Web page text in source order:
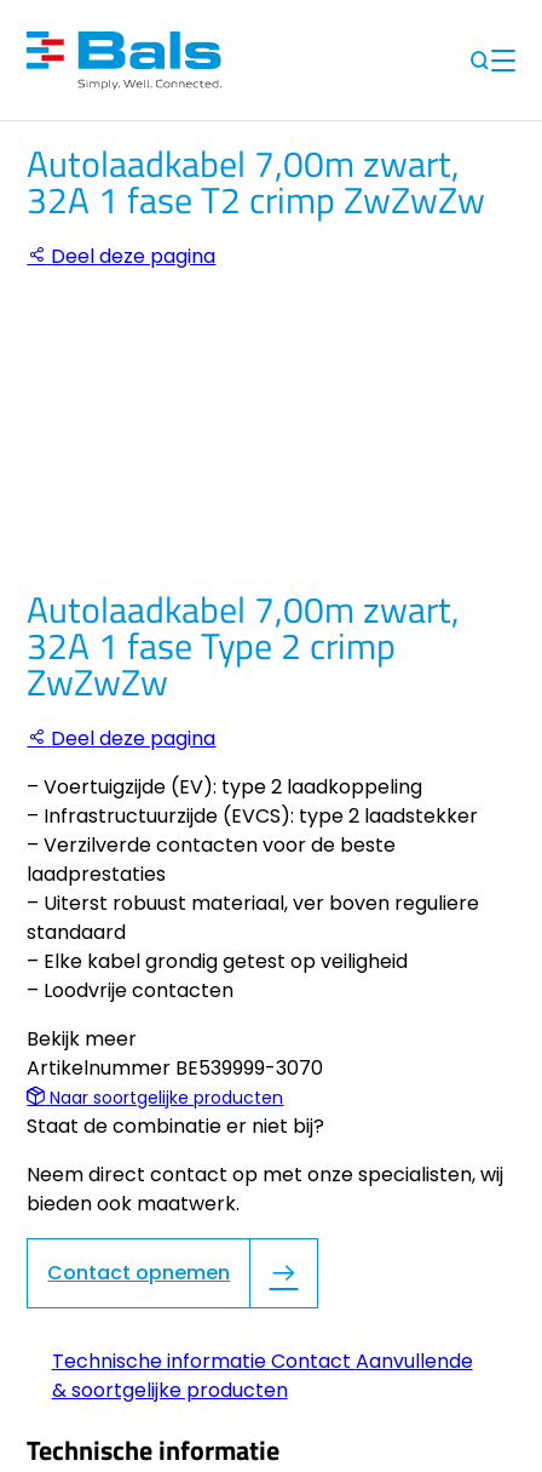
Autolaadkabel 7,00m zwart,
32A 1 fase T2 crimp ZwZwZw
Deel deze pagina
Autolaadkabel 7,00m zwart,
32A 1 fase Type 2 crimp
ZwZwZw
Deel deze pagina
– Voertuigzijde (EV): type 2 laadkoppeling
– Infrastructuurzijde (EVCS): type 2 laadstekker
– Verzilverde contacten voor de beste
laadprestaties
– Uiterst robuust materiaal, ver boven reguliere
standaard
– Elke kabel grondig getest op veiligheid
– Loodvrije contacten
Bekijk meer
Artikelnummer BE539999-3070
Naar soortgelijke producten
Staat de combinatie er niet bij?
Neem direct contact op met onze specialisten, wij
bieden ook maatwerk.
Contact opnemen
Technische informatieContact Aanvullende
& soortgelijke producten
Technische informatie